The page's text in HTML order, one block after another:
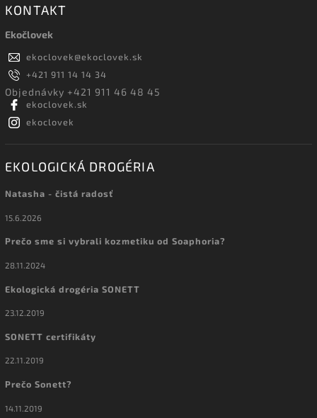
KONTAKT
Ekočlovek
ekoclovek@ekoclovek.sk
+421 911 14 14 34
Objednávky +421 911 46 48 45
ekoclovek.sk
ekoclovek
EKOLOGICKÁ DROGÉRIA
Natasha - čistá radosť
15.6.2026
Prečo sme si vybrali kozmetiku od Soaphoria?
28.11.2024
Ekologická drogéria SONETT
23.12.2019
SONETT certifikáty
22.11.2019
Prečo Sonett?
14.11.2019